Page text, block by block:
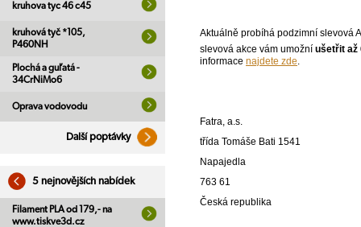
kruhova tyc 46 c45
kruhová tyč *105,
P460NH
Plochá a guľatá -
34CrNiMo6
Oprava vodovodu
Další poptávky
5 nejnovějších nabídek
Filament PLA od 179,- na
www.tiskve3d.cz
Aktuálně probíhá podzimní slevová
slevová akce vám umožní ušetřit až
informace najdete zde.
Fatra, a.s.
třída Tomáše Bati 1541
Napajedla
763 61
Česká republika